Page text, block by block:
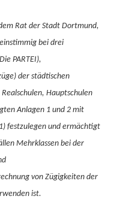
Rat der Stadt Dortmund,
bei drei
PARTEI),
der städtischen
Hauptschulen
Anlagen 1 und 2 mit
festzulegen und ermächtigt
Mehrklassen bei der
von Zügigkeiten der
ist.